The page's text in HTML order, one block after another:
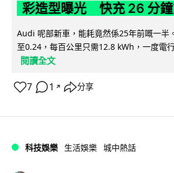
彩造型曝光 快充 26 分鐘
Audi 呢部新車，能耗竟然係25年前嘅一半
至0.24，每百公里只需12.8 kWh，一度電
閱讀全文
7 1 ↗ 分享
科技娛樂 生活娛樂 城中熱話